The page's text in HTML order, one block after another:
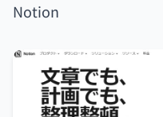
Notion